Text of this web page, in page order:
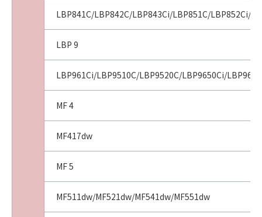
LBP841C/LBP842C/LBP843Ci/LBP851C/LBP852Ci/
LBP 9
LBP961Ci/LBP9510C/LBP9520C/LBP9650Ci/
MF 4
MF417dw
MF 5
MF511dw/MF521dw/MF541dw/MF551dw